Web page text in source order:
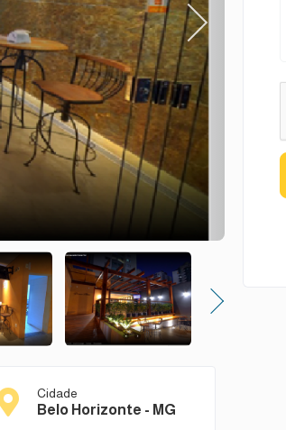
Next
Next
Cidade
Belo Horizonte - MG